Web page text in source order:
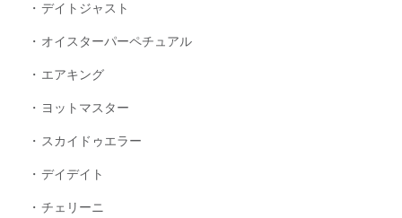
デイトジャスト
オイスターパーペチュアル
エアキング
ヨットマスター
スカイドゥエラー
デイデイト
チェリーニ